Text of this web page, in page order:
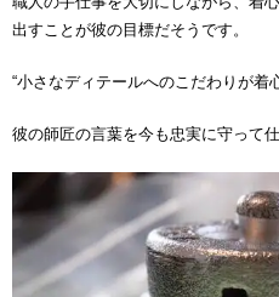
出すことが彼の目標だそうです。
“小さなディテールへのこだわりが着
彼の師匠の言葉を今も忠実に守って